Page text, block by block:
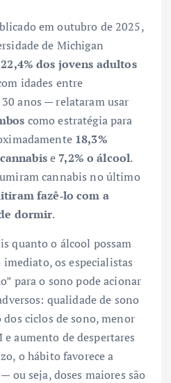
em outubro de 2025,
de Michigan
22,4% dos jovens adultos
idades entre
anos — relataram usar
como estratégia para
18,3%
e 7,2% o álcool.
cannabis no último
fazê‑lo com a
dormir.
quanto o álcool possam
os especialistas
para o sono pode acionar
qualidade de sono
ciclos de sono, menor
e aumento de despertares
o hábito favorece a
ou seja, doses maiores são